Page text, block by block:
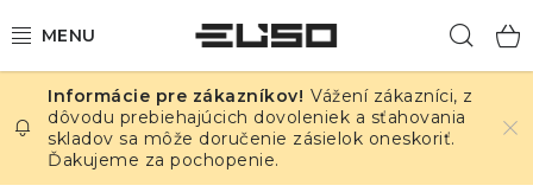
na
ELEKTRINA
TEPLOTA A VLHKOSŤ
Vážení zákazníci, z
dôvodu prebiehajúcich dovoleniek a sťahovania
skladov sa môže doručenie zásielok oneskoriť.
Ďakujeme za pochopenie.